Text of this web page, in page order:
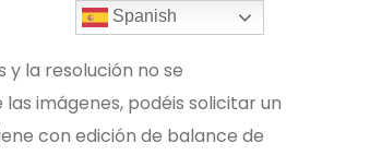
y la resolución no se
imágenes, podéis solicitar un
con edición de balance de
Spanish